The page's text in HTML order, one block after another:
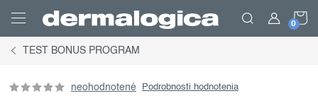
obsah
TEST BONUS PROGRAM
neohodnotené Podrobnosti hodnotenia